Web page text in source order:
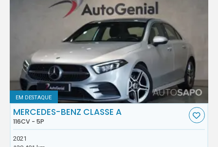
EM DESTAQUE
MERCEDES-BENZ CLASSE A
116CV - 5P
2021